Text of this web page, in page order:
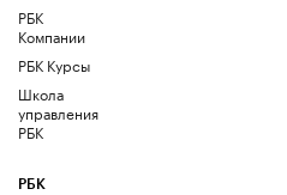
РБК
Компании
РБК Курсы
Школа
управления
РБК
РБК